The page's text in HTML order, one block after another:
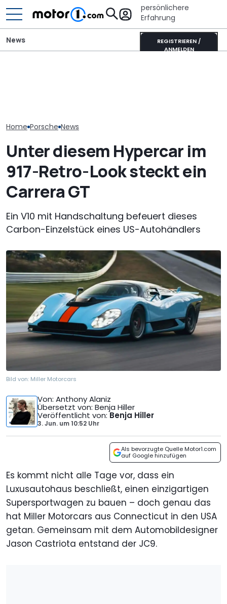
persönlichere
Erfahrung
REGISTRIEREN /
ANMELDEN
News
Home Porsche News
Unter diesem Hypercar im
917-Retro-Look steckt ein
Carrera GT
Ein V10 mit Handschaltung befeuert dieses
Carbon-Einzelstück eines US-Autohändlers
Bild von: Miller Motorcars
Von: Anthony Alaniz
Übersetzt von: Benja Hiller
Veröffentlicht von:Benja Hiller
3. Jun. um10:52 Uhr
Als bevorzugte Quelle Motor1.com
auf Google hinzufügen
Es kommt nicht alle Tage vor, dass ein
Luxusautohaus beschließt, einen einzigartigen
Supersportwagen zu bauen – doch genau das
hat Miller Motorcars aus Connecticut in den USA
getan. Gemeinsam mit dem Automobildesigner
Jason Castriota entstand der JC9.